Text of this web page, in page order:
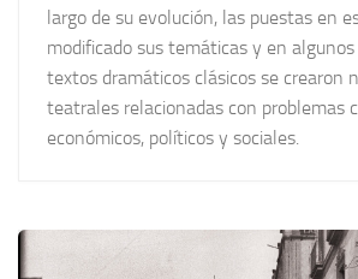
largo de su evolución, las puestas en
modificado sus temáticas y en
textos dramáticos clásicos se crearon
teatrales relacionadas con problemas
económicos, políticos y sociales.